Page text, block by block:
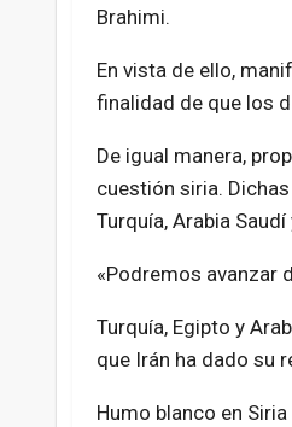
Brahimi.
En vista de ello,
finalidad de que los
De igual manera,
cuestión siria.
Turquía, Arabia
«Podremos avanzar
Turquía, Egipto y
que Irán ha dado su
Humo blanco en Siria